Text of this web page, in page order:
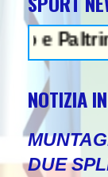
NOTIZIA
DUE